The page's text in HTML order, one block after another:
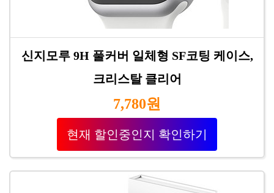
신지모루 9H 풀커버 일체형 SF코팅 케이스,
크리스탈 클리어
7,780원
현재 할인중인지 확인하기